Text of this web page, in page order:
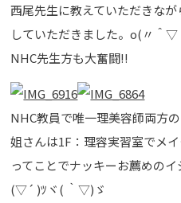
西尾先生に教えていただきな
していただきました。o(〃＾▽
NHC先生方も大奮闘!!
NHC教員で唯一理美容師両方
姐さんは1F：理容実習室でメ
ってことでナッキーお薦めの
(▽´ )ﾂヾ( ｀▽)ゞ